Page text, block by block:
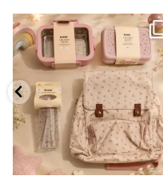
✨ חוזרים למסגרת בסטייל! ✨
הקולקציה החדשה...
9 4